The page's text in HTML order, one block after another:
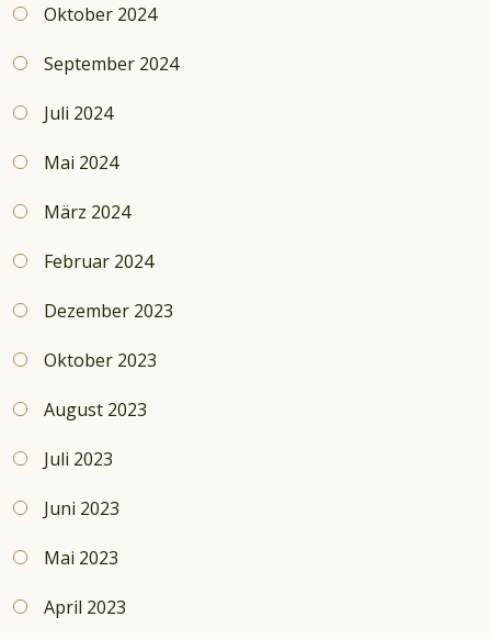
Oktober 2024
September 2024
Juli 2024
Mai 2024
März 2024
Februar 2024
Dezember 2023
Oktober 2023
August 2023
Juli 2023
Juni 2023
Mai 2023
April 2023